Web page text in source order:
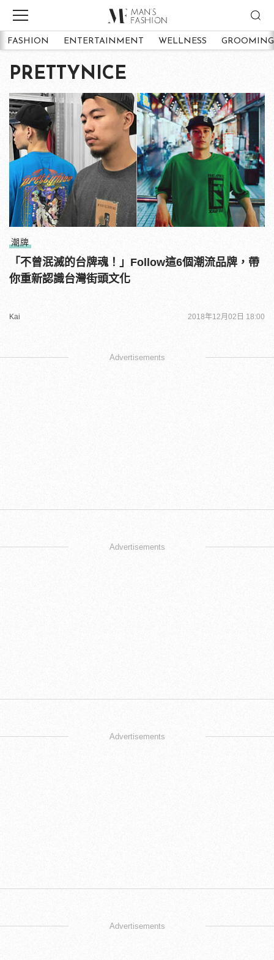
FASHION ENTERTAINMENT WELLNESS GROOMING
PRETTYNICE
潮牌
「不曾泯滅的台牌魂！」Follow這6個潮流品牌，帶
你重新認識台灣街頭文化
Kai 2018年12月02日 18:00
Advertisements
Advertisements
Advertisements
Advertisements